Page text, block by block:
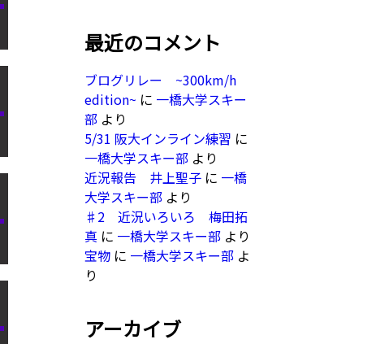
最近のコメント
ブログリレー ~300km/h
edition~ に 一橋大学スキー
部より
5/31 阪大インライン練習 に
一橋大学スキー部より
近況報告 井上聖子に 一橋
大学スキー部より
♯2 近況いろいろ 梅田拓
真に 一橋大学スキー部より
宝物に 一橋大学スキー部よ
り
アーカイブ